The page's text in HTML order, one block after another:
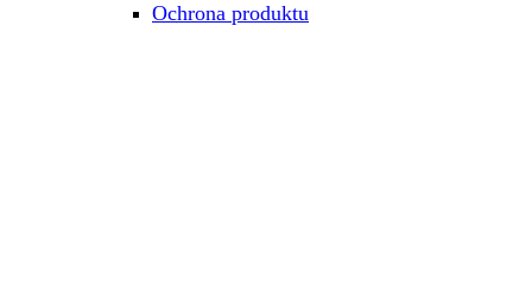
Ochrona produktu